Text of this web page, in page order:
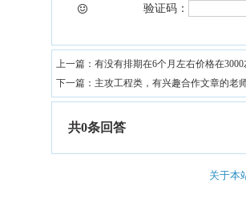
验证码：
上一篇： 有没有排期在6个月左右价格在
下一篇： 主攻工程类，有兴趣合作文章的老
共0条回答
关于本